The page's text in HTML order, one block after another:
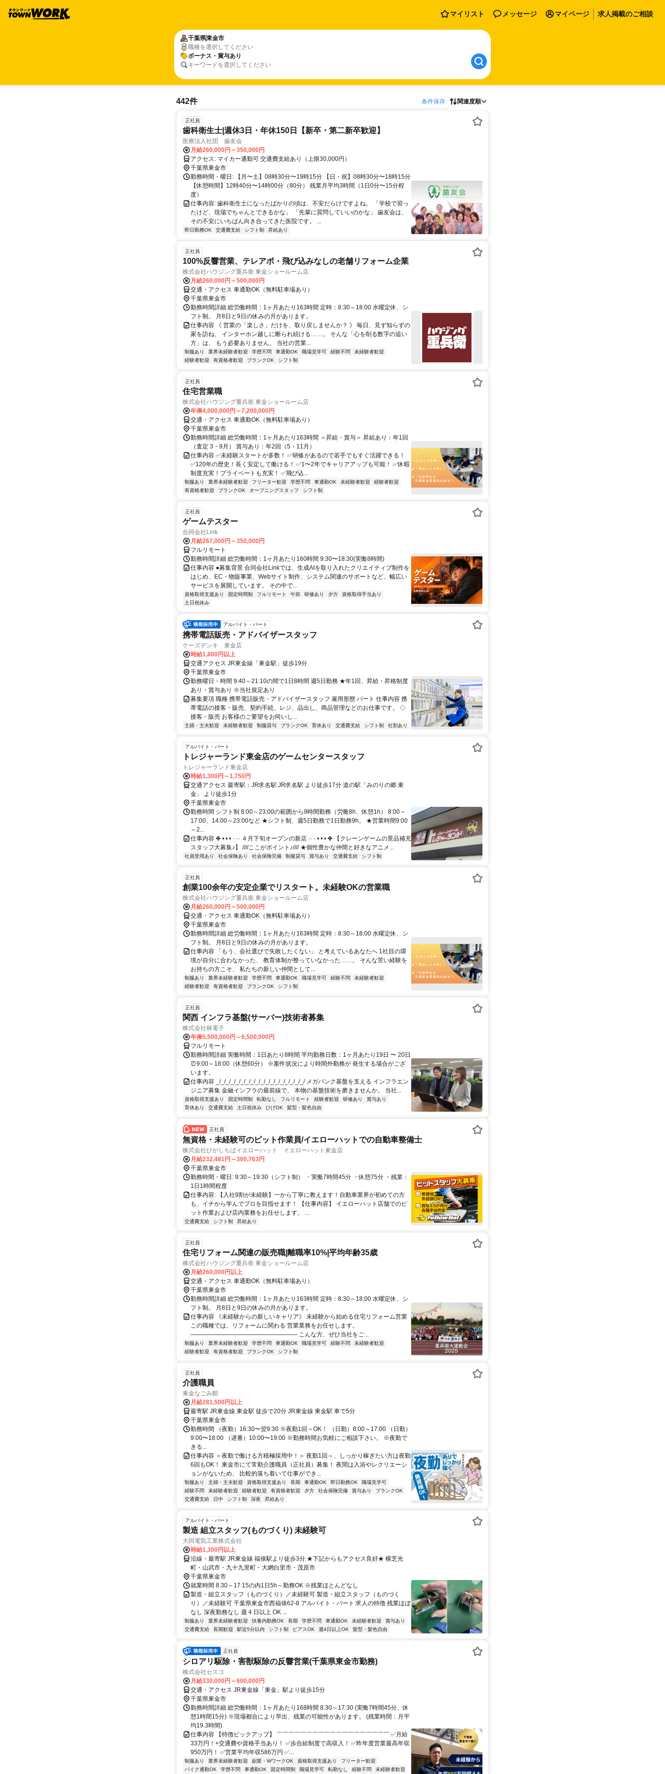
マイリスト メッセージ マイページ 求人掲載のご相談
千葉県東金市
職種を選択してください
ボーナス・賞与あり
キーワードを選択してください
442件 条件保存 関連度順
正社員
歯科衛生士|週休3日・年休150日【新卒・第二新卒歓迎】
医療法人社団 歯友会
月給260,000円～350,000円
アクセス: マイカー通勤可 交通費支給あり（上限30,000円）
千葉県東金市
勤務時間・曜日: 【月〜土】08時30分〜19時15分 【日・祝】08時30分〜18時15分
【休憩時間】12時40分〜14時00分（80分） 残業月平均3時間（1日0分〜15分程
度）
仕事内容: 歯科衛生士になったばかりの頃は、不安だらけですよね。 「学校で習っ
たけど、現場でちゃんとできるかな」 「先輩に質問していいのかな」 歯友会は、
その不安にいちばん向き合ってきた医院です。 ...
即日勤務OK 交通費支給 シフト制 昇給あり
正社員
100%反響営業、テレアポ・飛び込みなしの老舗リフォーム企業
株式会社ハウジング重兵衛 東金ショールーム店
月給260,000円～500,000円
交通・アクセス 車通勤OK（無料駐車場あり）
千葉県東金市
勤務時間詳細 総労働時間：1ヶ月あたり163時間 定時：8:30～18:00 水曜定休、シ
フト制。 月8日と9日の休みの月があります。
仕事内容 《 営業の「楽しさ」だけを、取り戻しませんか？ 》 毎日、見ず知らずの
家を訪ね、 インターホン越しに断られ続ける……。 そんな「心を削る数字の追い
方」は、 もう必要ありません。 当社の営業...
制服あり 業界未経験者歓迎 学歴不問 車通勤OK 職場見学可 経験不問
未経験者歓迎
経験者歓迎
有資格者歓迎 ブランクOK シフト制
正社員
住宅営業職
株式会社ハウジング重兵衛 東金ショールーム店
年俸4,000,000円～7,200,000円
交通・アクセス 車通勤OK（無料駐車場あり）
千葉県東金市
勤務時間詳細 総労働時間：1ヶ月あたり163時間 ＜昇給・賞与＞ 昇給あり：年1回
（査定 3・9月） 賞与あり：年2回（5・11月）
仕事内容 ✅未経験スタートが多数！ ✅研修があるので若手でもすぐ活躍できる！
✅120年の歴史！長く安定して働ける！ ✅1〜2年でキャリアアップも可能！ ✅休暇
制度充実！プライベートも充実！ ✅飛び込...
制服あり 業界未経験者歓迎 フリーター歓迎 学歴不問 車通勤OK 未経験者歓迎
経験者歓迎
有資格者歓迎
ブランクOK オープニングスタッフ シフト制
正社員
ゲームテスター
合同会社Link
月給267,000円～350,000円
フルリモート
勤務時間詳細 総労働時間：1ヶ月あたり160時間 9:30〜18:30(実働8時間)
仕事内容 ●募集背景 合同会社Linkでは、生成AIを取り入れたクリエイティブ制作を
はじめ、EC・物販事業、Webサイト制作、システム関連のサポートなど、幅広い
サービスを展開しています。 その中で...
資格取得支援あり 固定時間制 フルリモート 午前 研修あり 夕方
資格取得手当あり
土日祝休み
アルバイト・パート
携帯電話販売・アドバイザースタッフ
ケーズデンキ 東金店
時給1,800円以上
交通アクセス JR東金線「東金駅」徒歩19分
千葉県東金市
勤務曜日・時間 9:40～21:10の間で1日8時間 週5日勤務 ★年1回、昇給・昇格制度
あり・賞与あり ※当社規定あり
募集要項 職種 携帯電話販売・アドバイザースタッフ 雇用形態 パート 仕事内容 携
帯電話の接客・販売、契約手続、レジ、品出し、商品管理などのお仕事です。 ◇
接客・販売 お客様のご要望をお伺いし...
主婦・主夫歓迎 未経験者歓迎 制服貸与 ブランクOK 育休あり 交通費支給 シフト制 社割あり
アルバイト・パート
トレジャーランド東金店のゲームセンタースタッフ
トレジャーランド東金店
時給1,300円～1,750円
交通アクセス 最寄駅：JR求名駅 JR求名駅 より徒歩17分 道の駅「みのりの郷 東
金」 より徒歩1分
千葉県東金市
勤務時間 シフト制 8:00～23:00の範囲から9時間勤務（労働8h、休憩1h） 8:00～
17:00、14:00～23:00など ★シフト制、週5日勤務で1日勤務9h。 ★営業時間9:00
～2...
仕事内容 ✤ • • • · ·· ４月下旬オープンの新店 ·· · • • • ✤ 【クレーンゲームの景品補充
スタッフ大募集♪】 ////ここがポイント♪//// ★個性豊かな仲間と好きなアニメ...
社員登用あり 社会保険あり 社会保険完備 制服貸与 賞与あり 交通費支給 シフト制
正社員
創業100余年の安定企業でリスタート。未経験OKの営業職
株式会社ハウジング重兵衛 東金ショールーム店
月給260,000円～500,000円
交通・アクセス 車通勤OK（無料駐車場あり）
千葉県東金市
勤務時間詳細 総労働時間：1ヶ月あたり163時間 定時：8:30～18:00 水曜定休、シ
フト制。 月8日と9日の休みの月があります。
仕事内容 「もう、会社選びで失敗したくない」 と考えているあなたへ 1社目の環
境が自分に合わなかった、 教育体制が整っていなかった……。 そんな苦い経験を
お持ちの方こそ、 私たちの新しい仲間として...
制服あり 業界未経験者歓迎 学歴不問 車通勤OK 職場見学可 経験不問
未経験者歓迎
経験者歓迎
有資格者歓迎 ブランクOK シフト制
正社員
関西 インフラ基盤(サーバー)技術者募集
株式会社林電子
年俸5,500,000円～6,500,000円
フルリモート
勤務時間詳細 実働時間：1日あたり8時間 平均勤務日数：1ヶ月あたり19日 〜 20日
⏰9:00～18:00（休憩60分） ※案件状況により時間外勤務が 発生する場合がござ
います。
仕事内容 _/_/_/_/_/_/_/_/_/_/_/_/_/_/_/_/_/_/ メガバンク基盤を支える インフラエン
ジニア募集 金融インフラの最前線で、 本物の基盤技術を磨きませんか。 当社...
資格取得支援あり 固定時間制 転勤なし フルリモート 経験者歓迎 研修あり
賞与あり
育休あり
交通費支給 土日祝休み ひげOK 髪型・髪色自由
正社員
無資格・未経験可のピット作業員/イエローハットでの自動車整備士
株式会社ひがしちばイエローハット イエローハット東金店
月給232,481円～300,763円
千葉県東金市
勤務時間・曜日: 9:30～19:30（シフト制） ・実働7時間45分 ・休憩75分 ・残業：
1日1時間程度
仕事内容: 【入社9割が未経験】一から丁寧に教えます！自動車業界が初めての方
も、イチから学んでプロを目指せます！ 【仕事内容】 イエローハット店舗でのピ
ット作業および店内業務をお任せします。 ...
交通費支給 シフト制 昇給あり
正社員
住宅リフォーム関連の販売職|離職率10%|平均年齢35歳
株式会社ハウジング重兵衛 東金ショールーム店
月給260,000円以上
交通・アクセス 車通勤OK（無料駐車場あり）
千葉県東金市
勤務時間詳細 総労働時間：1ヶ月あたり163時間 定時：8:30～18:00 水曜定休、シ
フト制。 月8日と9日の休みの月があります。
仕事内容 《未経験からの新しいキャリア》 未経験から始める住宅リフォーム営業
この職種では、リフォームに関わる 営業業務をお任せします。
—————————————————— こんな方、ぜひ当社をご...
制服あり 業界未経験者歓迎 学歴不問 車通勤OK 職場見学可 経験不問
未経験者歓迎
経験者歓迎
有資格者歓迎 ブランクOK シフト制
正社員
介護職員
東金なごみ館
月給281,500円以上
最寄駅 JR東金線 東金駅 徒歩で20分 JR東金線 東金駅 車で5分
千葉県東金市
勤務時間 （夜勤）16:30〜翌9:30 ※夜勤1回～OK！ （日勤）8:00～17:00 （日勤）
9:00〜18:00 （遅番）10:00〜19:00 ※勤務時間お気軽にご相談下さい。 ※夜勤で
きる...
仕事内容 ＜夜勤で働ける方積極採用中！＞ 夜勤1回～、しっかり稼ぎたい方は夜勤
6回もOK！ 東金市にて常勤介護職員（正社員）募集！ 夜間は入浴やレクリエーシ
ョンがないため、 比較的落ち着いて仕事ができ...
制服あり 主婦・主夫歓迎 資格取得支援あり 長期 車通勤OK 即日勤務OK
職場見学可
経験不問
未経験者歓迎 経験者歓迎 有資格者歓迎 夕方 社会保険完備 賞与あり
ブランクOK
交通費支給
日中 シフト制 深夜 昇給あり
アルバイト・パート
製造 組立スタッフ(ものづくり) 未経験可
大同電気工業株式会社
時給1,300円以上
沿線・最寄駅 JR東金線 福俵駅より徒歩3分 ★下記からもアクセス良好★ 横芝光
町・山武市・九十九里町・大網白里市・茂原市
千葉県東金市
就業時間 8:30～17:15の内1日5h～勤務OK ※残業ほとんどなし
製造・組立スタッフ（ものづくり）／未経験可 製造・組立スタッフ（ものづく
り）／未経験可 千葉県東金市西福俵62-8 アルバイト・パート 求人の特徴 残業ほぼ
なし 深夜勤務なし 週 4 日以上 OK ...
制服あり 業界未経験者歓迎 扶養内勤務OK 長期 学歴不問 車通勤OK 未経験者歓迎
賞与あり
交通費支給
長期歓迎 駅近5分以内 シフト制 ピアスOK 週4日以上OK 髪型・髪色自由
正社員
シロアリ駆除・害獣駆除の反響営業(千葉県東金市勤務)
株式会社セスコ
月給330,000円～600,000円
交通・アクセス JR東金線「東金」駅より徒歩15分
千葉県東金市
勤務時間詳細 総労働時間：1ヶ月あたり168時間 8:30～17:30 (実働7時間45分、休
憩1時間15分) ※現場都合により早出、残業の可能性があります。 (残業時間：月平
均19.3時間)
仕事内容 【特徴ピックアップ】 ￣￣￣￣￣￣￣￣￣￣￣￣￣￣￣￣￣￣￣ ✅月給
33万円！+交通費や資格手当あり！ ✅歩合給制度で高収入！ ✅昨年度営業最高年収
950万円！ ✅営業平均年収586万円 ✅...
制服あり 業界未経験者歓迎 副業・WワークOK 資格取得支援あり
フリーター歓迎
バイク通勤OK
学歴不問 車通勤OK 固定時間制 職場見学可 転勤なし 経験不問 未経験者歓迎